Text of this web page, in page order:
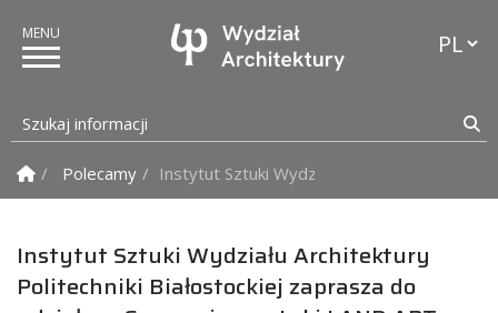
Szukaj informacji
Strona Główna
Polecamy Instytut Sztuki Wydziału Architektury
Instytut Sztuki Wydziału Architektury
Politechniki Białostockiej zaprasza do